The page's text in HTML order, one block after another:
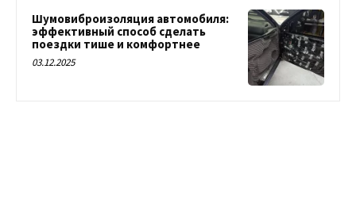
Шумовиброизоляция автомобиля:
эффективный способ сделать
поездки тише и комфортнее
03.12.2025